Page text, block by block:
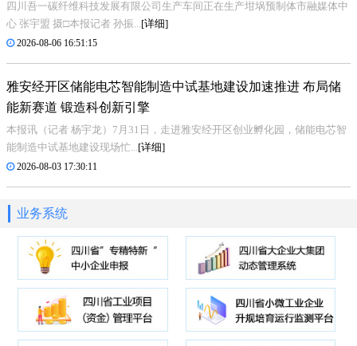
四川吾一碳纤维科技发展有限公司生产车间正在生产坩埚预制体市融媒体中
心 张宇盟 摄□本报记者 孙振... [详细]
2026-08-06 16:51:15
雅安经开区储能电芯智能制造中试基地建设加速推进 布局储
能新赛道 锻造科创新引擎
本报讯（记者 杨宇龙）7月31日，走进雅安经开区创业孵化园，储能电芯智
能制造中试基地建设现场忙... [详细]
2026-08-03 17:30:11
业务系统